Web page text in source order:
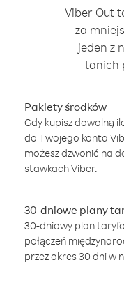
Viber Out
za
jeden z
tanich
Pakiety środków
Gdy kupisz dowolną
do Twojego konta
możesz dzwonić na
stawkach Viber.
30-dniowe plany
30-dniowy plan
połączeń
przez okres 30 dni w